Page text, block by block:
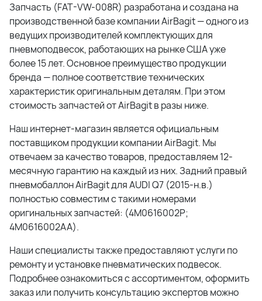
Запчасть (FAT-VW-008R) разработана и создана на
производственной базе компании AirBagit — одного из
ведущих производителей комплектующих для
пневмоподвесок, работающих на рынке США уже
более 15 лет. Основное преимущество продукции
бренда — полное соответствие технических
характеристик оригинальным деталям. При этом
стоимость запчастей от AirBagit в разы ниже.
Наш интернет-магазин является официальным
поставщиком продукции компании AirBagit. Мы
отвечаем за качество товаров, предоставляем 12-
месячную гарантию на каждый из них. Задний правый
пневмобаллон AirBagit для AUDI Q7 (2015-н.в.)
полностью совместим с такими номерами
оригинальных запчастей: (4M0616002P;
4M0616002AA).
Наши специалисты также предоставляют услуги по
ремонту и установке пневматических подвесок.
Подробнее ознакомиться с ассортиментом, оформить
заказ или получить консультацию экспертов можно